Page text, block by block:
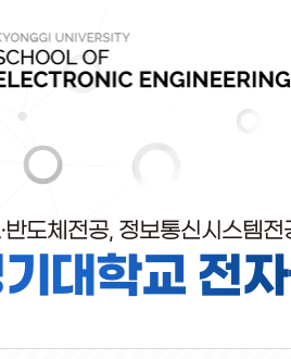
반도체전공, 정보통신시스템전
대학교 전